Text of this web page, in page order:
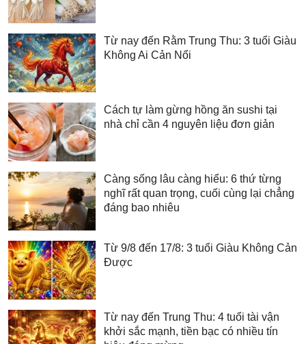
Từ nay đến Rằm Trung Thu: 3 tuổi Giàu
Không Ai Cản Nổi
Cách tự làm gừng hồng ăn sushi tại
nhà chỉ cần 4 nguyên liệu đơn giản
Càng sống lâu càng hiểu: 6 thứ từng
nghĩ rất quan trọng, cuối cùng lại chẳng
đáng bao nhiêu
Từ 9/8 đến 17/8: 3 tuổi Giàu Không Cản
Được
Từ nay đến Trung Thu: 4 tuổi tài vận
khởi sắc mạnh, tiền bạc có nhiều tín